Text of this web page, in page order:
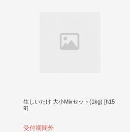
生しいたけ 大小Mixセット(1kg) [h15
9]
受付期間外